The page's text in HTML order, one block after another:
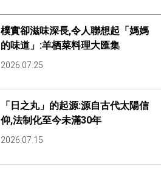
樸實卻滋味深長,令人聯想起「媽媽
的味道」:羊栖菜料理大匯集
2026.07.25
「日之丸」的起源:源自古代太陽信
仰,法制化至今未滿30年
2026.07.15